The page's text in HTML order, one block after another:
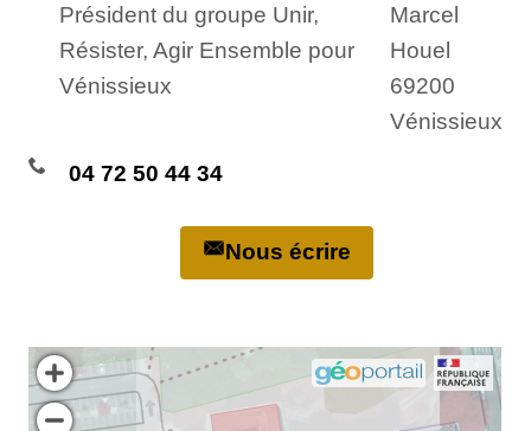
Président du groupe Unir,
Résister, Agir Ensemble pour
Vénissieux
Marcel
Houel
69200
Vénissieux
04 72 50 44 34
Nous écrire